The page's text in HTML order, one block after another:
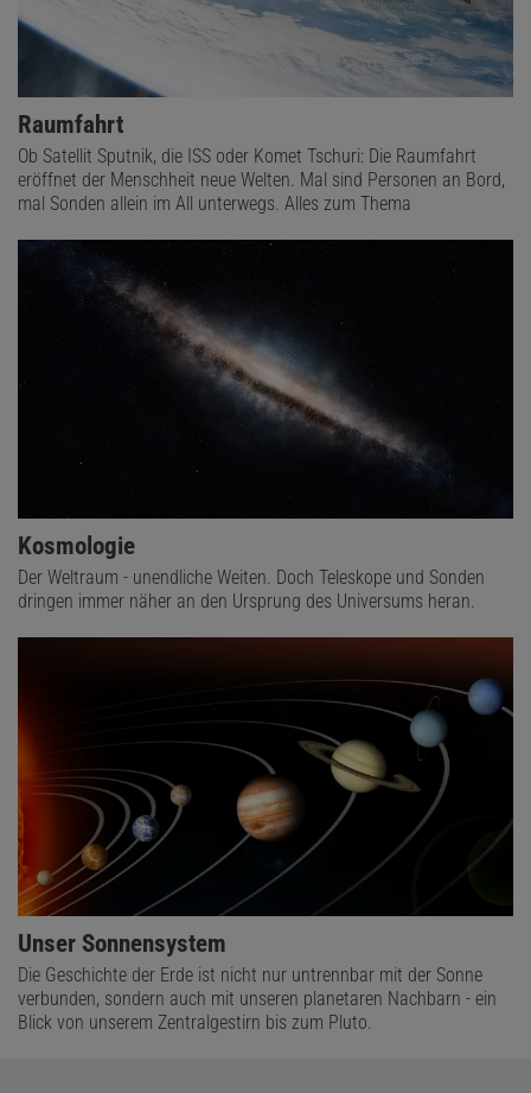
Raumfahrt
Ob Satellit Sputnik, die ISS oder Komet Tschuri: Die Raumfahrt
eröffnet der Menschheit neue Welten. Mal sind Personen an Bord,
mal Sonden allein im All unterwegs. Alles zum Thema
Kosmologie
Der Weltraum - unendliche Weiten. Doch Teleskope und Sonden
dringen immer näher an den Ursprung des Universums heran.
Unser Sonnensystem
Die Geschichte der Erde ist nicht nur untrennbar mit der Sonne
verbunden, sondern auch mit unseren planetaren Nachbarn - ein
Blick von unserem Zentralgestirn bis zum Pluto.